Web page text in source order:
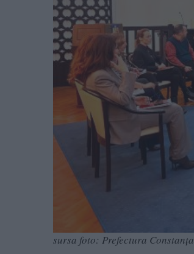
sursa foto: Prefectura Constanța